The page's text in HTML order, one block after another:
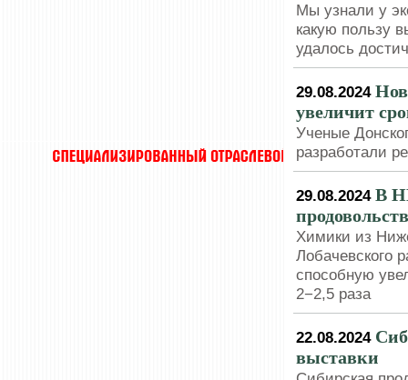
Мы узнали у
какую пользу
удалось
29.08.2024
увеличит
Ученые
разработали
29.08.2024 В
Химики из
Лобачевского
способную
2−2,5 раза
22.08.2024
выставки